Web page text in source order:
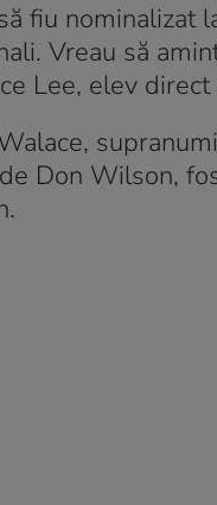
fiu nominalizat
Vreau să
Lee, elev
Don Wilson,